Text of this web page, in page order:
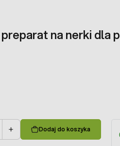
na nerki dla
Dodaj do koszyka